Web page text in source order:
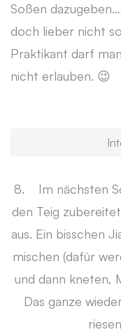
Soßen
doch lieber nicht
Praktikant darf
nicht erlauben. 😉
8. Im nächsten
den Teig
aus. Ein bisschen
mischen (dafür
und dann kneten,
Das ganze